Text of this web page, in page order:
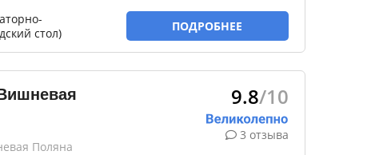
стол)
ПОДРОБНЕЕ
Поляна
9.8/10
3 отзыва